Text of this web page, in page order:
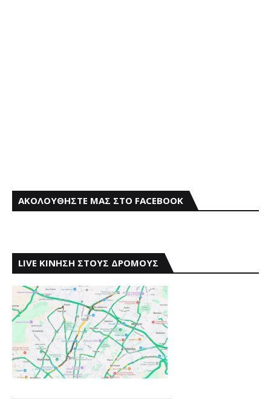
ΑΚΟΛΟΥΘΗΣΤΕ ΜΑΣ ΣΤΟ FACEBOOK
LIVE ΚΙΝΗΣΗ ΣΤΟΥΣ ΔΡΟΜΟΥΣ